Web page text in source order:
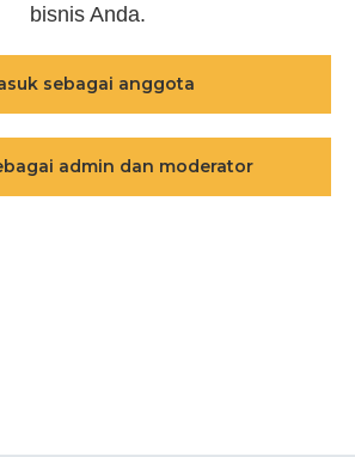
bisnis Anda.
sebagai anggota
admin dan moderator